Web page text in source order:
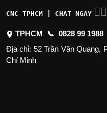
CNC TPHCM | CHAT NGAY 👉🏽
TPHCM 📞 0828 99 1988
Địa chỉ: 52 Trần Văn Quang,
Chí Minh